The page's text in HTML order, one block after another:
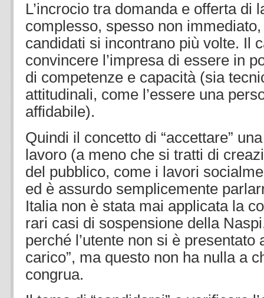
L’incrocio tra domanda e offerta di
complesso, spesso non
candidati si incontrano più volte. Il
convincere l’impresa di essere in
di competenze e capacità (sia
attitudinali, come l’essere una
affidabile).
Quindi il concetto di “accettare”
lavoro (a meno che si tratti di
del pubblico, come i lavori
ed è assurdo semplicemente
Italia non è stata mai applicata la
rari casi di sospensione della
perché l’utente non si è presentato
carico”, ma questo non ha nulla a
congrua.